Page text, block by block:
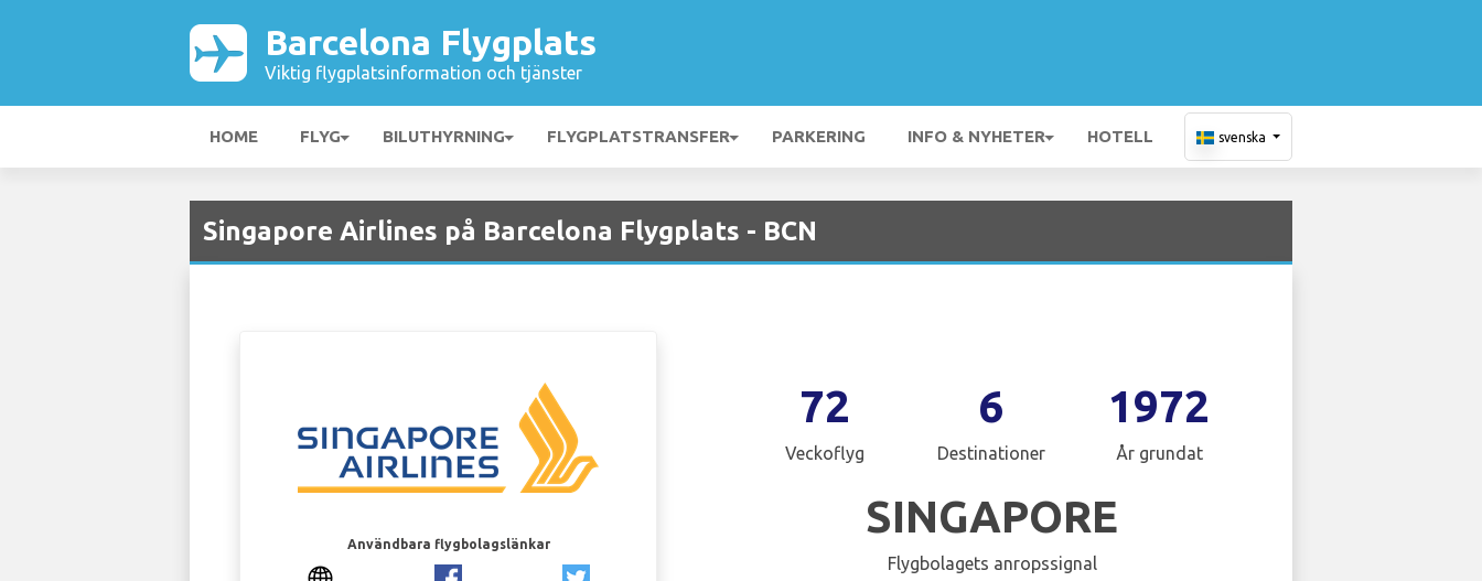
Barcelona Flygplats
Viktig flygplatsinformation och tjänster
HOME FLYG BILUTHYRNING FLYGPLATSTRANSFER PARKERING INFO & NYHETER HOTELL svenska
Singapore Airlines på Barcelona Flygplats - BCN
Användbara flygbolagslänkar
72
Veckoflyg
6
Destinationer
1972
År grundat
SINGAPORE
Flygbolagets anropssignal